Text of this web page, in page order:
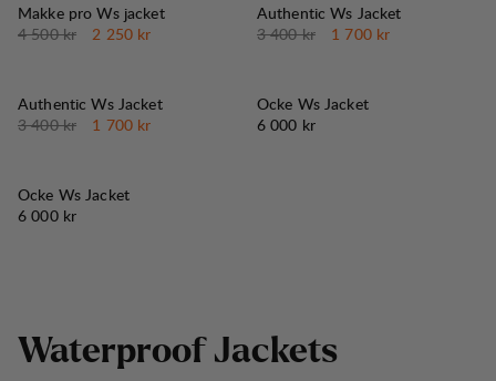
REA:
Makke pro Ws jacket
Originalpris:
4 500 kr Reapris:
2 250 kr
REA
Authentic Ws Jacket
Originalpris:
3 400 kr Reapris:
1 700 kr
REA
Authentic Ws Jacket
Originalpris:
3 400 kr Reapris:
1 700 kr
Ocke Ws Jacket
Pris:
6 000 kr
Ocke Ws Jacket
Pris:
6 000 kr
Waterproof Jackets